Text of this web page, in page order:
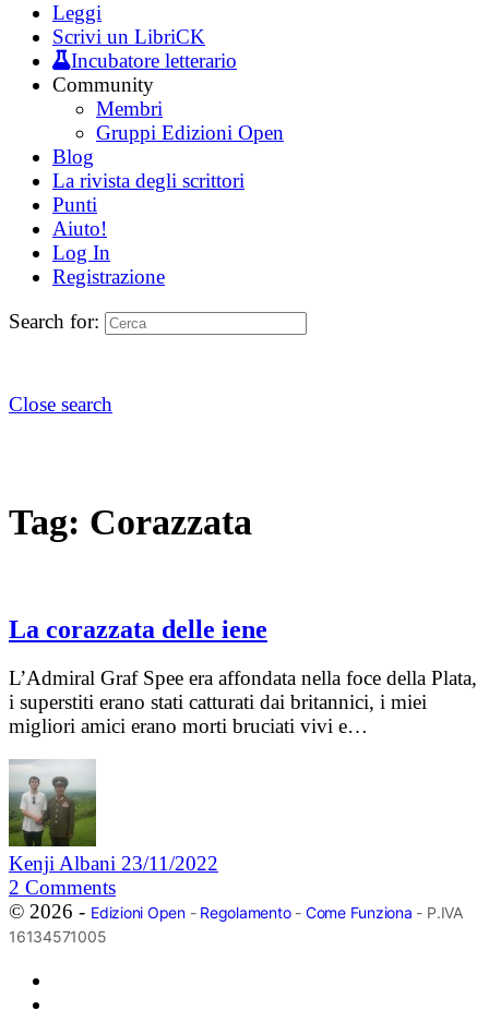
Leggi
Scrivi un LibriCK
Incubatore letterario
Community
Membri
Gruppi Edizioni Open
Blog
La rivista degli scrittori
Punti
Aiuto!
Log In
Registrazione
Search for:
Close search
Tag: Corazzata
La corazzata delle iene
L’Admiral Graf Spee era affondata nella foce della Plata,
i superstiti erano stati catturati dai britannici, i miei
migliori amici erano morti bruciati vivi e…
Kenji Albani 23/11/2022
2 Comments
© 2026 - Edizioni Open- Regolamento- Come Funziona - P.IVA
16134571005